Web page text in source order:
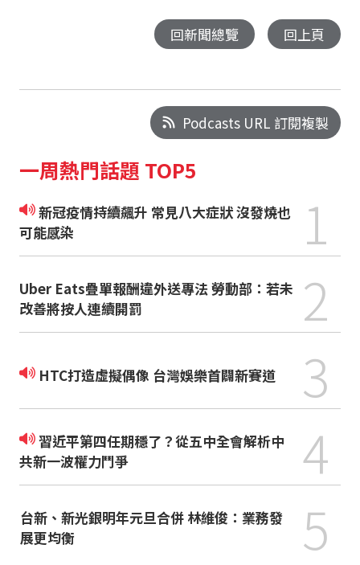
回新聞總覽 回上頁
Podcasts URL 訂閱複製
一周熱門話題 TOP5
新冠疫情持續飆升 常見八大症狀 沒發燒也
可能感染
1
Uber Eats疊單報酬違外送專法 勞動部：若未
改善將按人連續開罰
2
HTC打造虛擬偶像 台灣娛樂首闢新賽道 3
習近平第四任期穩了？從五中全會解析中
共新一波權力鬥爭
4
台新、新光銀明年元旦合併 林維俊：業務發
展更均衡
5